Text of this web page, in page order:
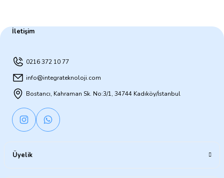
İletişim
0216 372 10 77
info@integrateknoloji.com
Bostancı, Kahraman Sk. No:3/1, 34744 Kadıköy/İstanbul
Üyelik